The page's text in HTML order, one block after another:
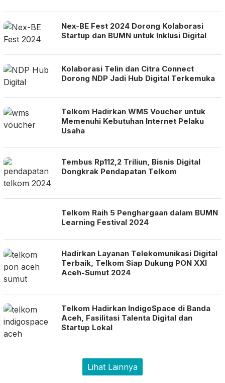
Nex-BE Fest 2024 Dorong Kolaborasi
Startup dan BUMN untuk Inklusi Digital
Kolaborasi Telin dan Citra Connect
Dorong NDP Jadi Hub Digital Terkemuka
Telkom Hadirkan WMS Voucher untuk
Memenuhi Kebutuhan Internet Pelaku
Usaha
Tembus Rp112,2 Triliun, Bisnis Digital
Dongkrak Pendapatan Telkom
Telkom Raih 5 Penghargaan dalam BUMN
Learning Festival 2024
Hadirkan Layanan Telekomunikasi Digital
Terbaik, Telkom Siap Dukung PON XXI
Aceh-Sumut 2024
Telkom Hadirkan IndigoSpace di Banda
Aceh, Fasilitasi Talenta Digital dan
Startup Lokal
Lihat Lainnya